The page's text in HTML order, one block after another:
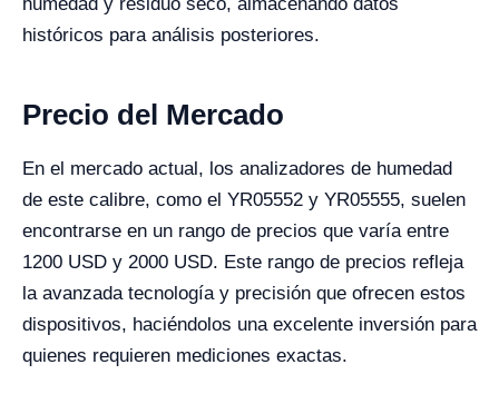
históricos para análisis posteriores.
Precio del Mercado
En el mercado actual, los analizadores de humedad
de este calibre, como el YR05552 y YR05555, suelen
encontrarse en un rango de precios que varía entre
1200 USD y 2000 USD. Este rango de precios refleja
la avanzada tecnología y precisión que ofrecen estos
dispositivos, haciéndolos una excelente inversión para
quienes requieren mediciones exactas.